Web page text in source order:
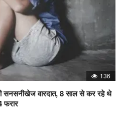
136
सनसनीखेज वारदात, 8 साल से कर रहे थे
फरार